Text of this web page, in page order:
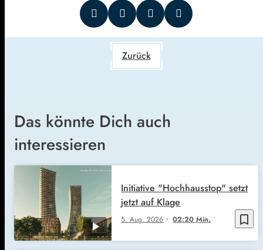
Zurück
Das könnte Dich auch
interessieren
bookmark_border
5. Aug. 2026 02:20 Min.
Initiative "Hochhausstop" setzt
jetzt auf Klage